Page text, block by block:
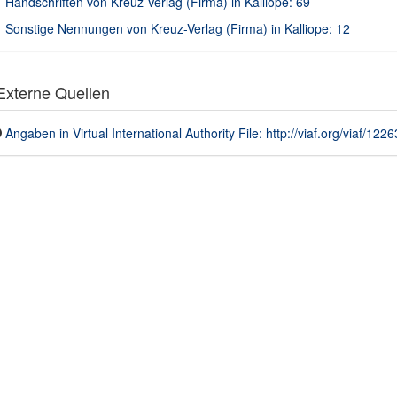
Sonstige Nennungen von Kreuz-Verlag (Firma) in Kalliope: 12
Quellen
Angaben in Virtual International Authority File: http://viaf.org/viaf/